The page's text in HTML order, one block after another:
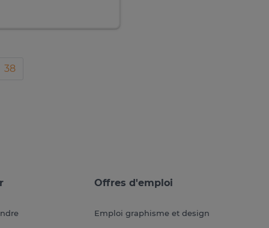
38
Offres d'emploi
Emploi graphisme et design